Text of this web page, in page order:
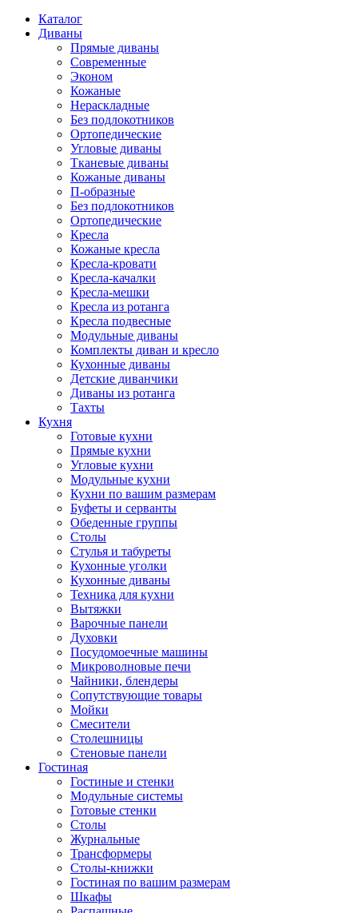
Каталог
Диваны
Прямые диваны
Современные
Эконом
Кожаные
Нераскладные
Без подлокотников
Ортопедические
Угловые диваны
Тканевые диваны
Кожаные диваны
П-образные
Без подлокотников
Ортопедические
Кресла
Кожаные кресла
Кресла-кровати
Кресла-качалки
Кресла-мешки
Кресла из ротанга
Кресла подвесные
Модульные диваны
Комплекты диван и кресло
Кухонные диваны
Детские диванчики
Диваны из ротанга
Тахты
Кухня
Готовые кухни
Прямые кухни
Угловые кухни
Модульные кухни
Кухни по вашим размерам
Буфеты и серванты
Обеденные группы
Столы
Стулья и табуреты
Кухонные уголки
Кухонные диваны
Техника для кухни
Вытяжки
Варочные панели
Духовки
Посудомоечные машины
Микроволновые печи
Чайники, блендеры
Сопутствующие товары
Мойки
Смесители
Столешницы
Стеновые панели
Гостиная
Гостиные и стенки
Модульные системы
Готовые стенки
Столы
Журнальные
Трансформеры
Столы-книжки
Гостиная по вашим размерам
Шкафы